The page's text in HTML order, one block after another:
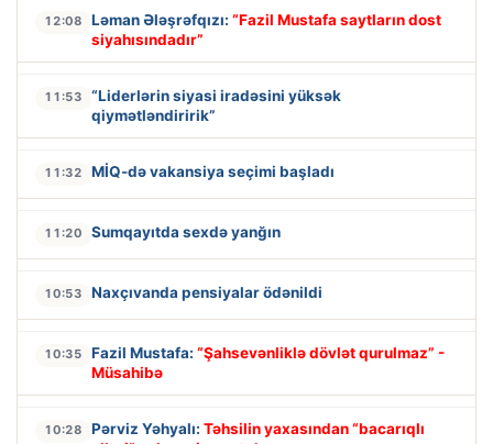
12:08 Ləman Ələşrəfqızı: “Fazil Mustafa saytların dost
siyahısındadır”
11:53
“Liderlərin siyasi iradəsini yüksək
qiymətləndiririk”
11:32 MİQ-də vakansiya seçimi başladı
11:20 Sumqayıtda sexdə yanğın
10:53 Naxçıvanda pensiyalar ödənildi
10:35 Fazil Mustafa: “Şahsevənliklə dövlət qurulmaz” -
Müsahibə
10:28 Pərviz Yəhyalı: Təhsilin yaxasından “bacarıqlı